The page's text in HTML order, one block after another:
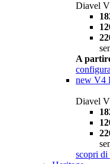
Diavel
A
configura
new V4
Diavel
scopri di